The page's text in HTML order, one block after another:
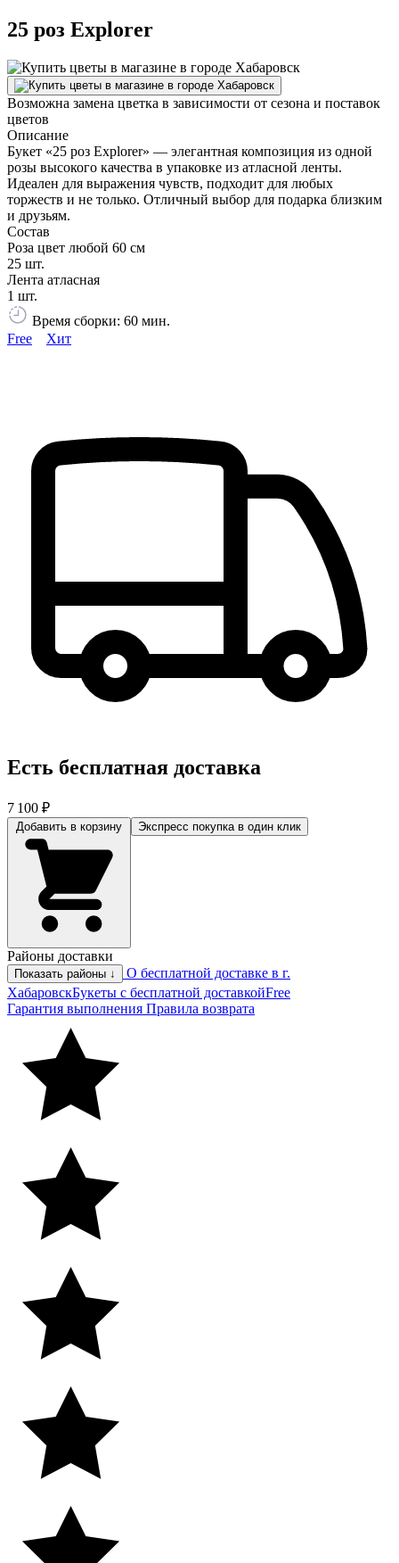
25 роз Explorer
Возможна замена цветка в зависимости от сезона и поставок
цветов
Описание
Букет «25 роз Explorer» — элегантная композиция из одной
розы высокого качества в упаковке из атласной ленты.
Идеален для выражения чувств, подходит для любых
торжеств и не только. Отличный выбор для подарка близким
и друзьям.
Состав
Роза цвет любой 60 см
25 шт.
Лента атласная
1 шт.
Время сборки: 60 мин.
Free
Хит
Есть бесплатная доставка
7 100 ₽
Экспресс покупка в один клик
Районы доставки
Показать районы ↓
О бесплатной доставке в г.
ХабаровскБукеты с бесплатной доставкойFree
Гарантия выполнения Правила возврата